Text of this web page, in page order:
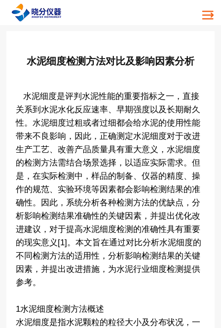
水泥细度检测方法对比及影响因素分析
水泥细度是评判水泥性能的重要指标之一，直接
关系到水泥水化反应速率、早期强度以及长期耐久
性。水泥细度过粗或者过细都会给水泥的使用性能
带来不良影响，因此，正确测定水泥细度对于改进
生产工艺、改善产品质量具有重大意义，水泥细度
的检测方法需结合场景选择，以适应实际需求。但
是，在实际检测中，样品的制备、仪器的精度、操
作的规范、实验环境等因素都会影响检测结果的准
确性。因此，系统分析各种检测方法的优缺点，分
析影响检测结果准确性的关键因素，并提出优化改
进建议，对于提高水泥细度检测的准确性具有重要
的现实意义[1]。本文旨在通过对比分析水泥细度的
不同检测方法的适用性，分析影响检测结果的关键
因素，并提出改进措施，为水泥行业细度检测提供
参考。
1水泥细度检测方法概述
水泥细度是指水泥颗粒的粒径大小及分布状况，一